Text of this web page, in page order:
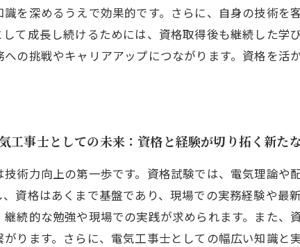
を深めるうえで効果的です。さらに、自身の技術
て成長し続けるためには、資格取得後も継続した
の挑戦やキャリアアップにつながります。資格を
工事士としての未来：資格と経験が切り拓く新た
術力向上の第一歩です。資格試験では、電気理論
資格はあくまで基盤であり、現場での実務経験や
続的な勉強や現場での実践が求められます。また
ります。さらに、電気工事士としての幅広い知識